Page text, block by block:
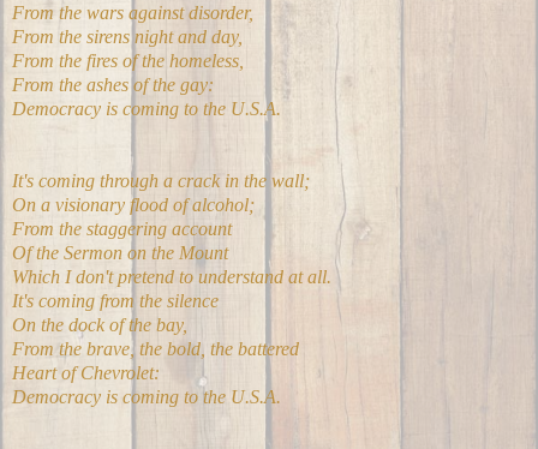
From the wars against disorder,
From the sirens night and day,
From the fires of the homeless,
From the ashes of the gay:
Democracy is coming to the U.S.A.
It's coming through a crack in the wall;
On a visionary flood of alcohol;
From the staggering account
Of the Sermon on the Mount
Which I don't pretend to understand at all.
It's coming from the silence
On the dock of the bay,
From the brave, the bold, the battered
Heart of Chevrolet:
Democracy is coming to the U.S.A.